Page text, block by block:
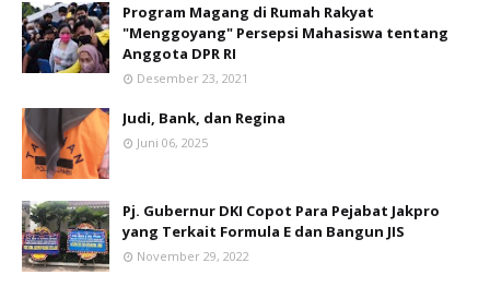
Program Magang di Rumah Rakyat
"Menggoyang" Persepsi Mahasiswa tentang
Anggota DPR RI
Desember 23, 2021
Judi, Bank, dan Regina
Juni 06, 2025
Pj. Gubernur DKI Copot Para Pejabat Jakpro
yang Terkait Formula E dan Bangun JIS
November 29, 2022